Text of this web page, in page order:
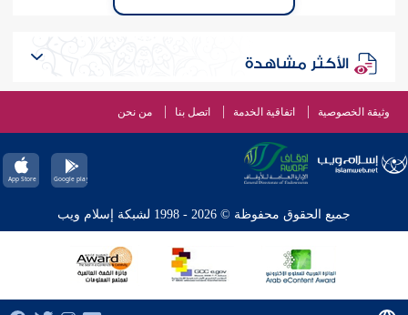
الأكثر مشاهدة
وثيقة الخصوصية اتفاقية الخدمة اتصل بنا من نحن
جميع الحقوق محفوظة © 2026 - 1998 لشبكة إسلام ويب